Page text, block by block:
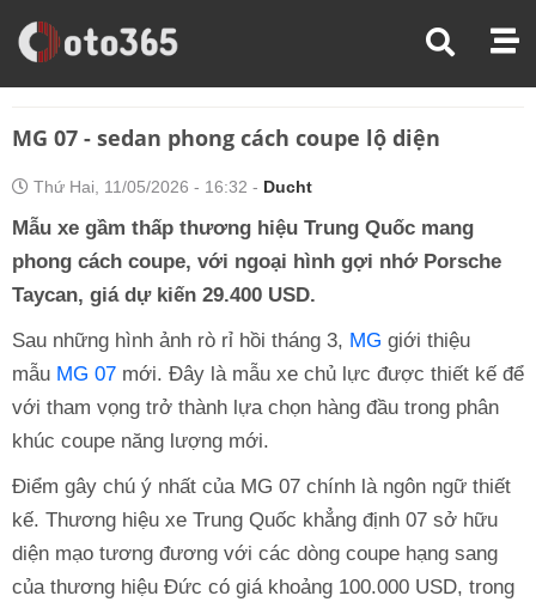
Trang Chủ
Tin Xe
MG 07 - sedan phong cách coupe lộ diện
Thứ Hai, 11/05/2026 - 16:32 - Ducht
Mẫu xe gầm thấp thương hiệu Trung Quốc mang
phong cách coupe, với ngoại hình gợi nhớ Porsche
Taycan, giá dự kiến 29.400 USD.
Sau những hình ảnh rò rỉ hồi tháng 3, MG giới thiệu
mẫu MG 07 mới. Đây là mẫu xe chủ lực được thiết kế để
với tham vọng trở thành lựa chọn hàng đầu trong phân
khúc coupe năng lượng mới.
Điểm gây chú ý nhất của MG 07 chính là ngôn ngữ thiết
kế. Thương hiệu xe Trung Quốc khẳng định 07 sở hữu
diện mạo tương đương với các dòng coupe hạng sang
của thương hiệu Đức có giá khoảng 100.000 USD, trong